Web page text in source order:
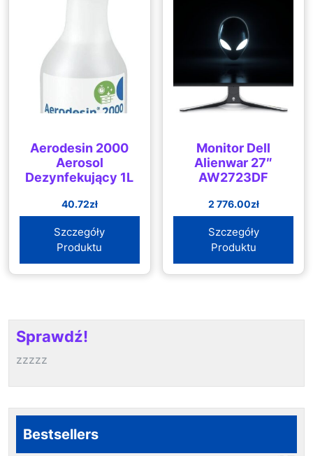
Aerodesin 2000
Aerosol
Dezynfekujący 1L
40.72zł
Szczegóły
Produktu
Monitor Dell
Alienwar 27″
AW2723DF
2 776.00zł
Szczegóły
Produktu
Sprawdź!
zzzzz
Bestsellers